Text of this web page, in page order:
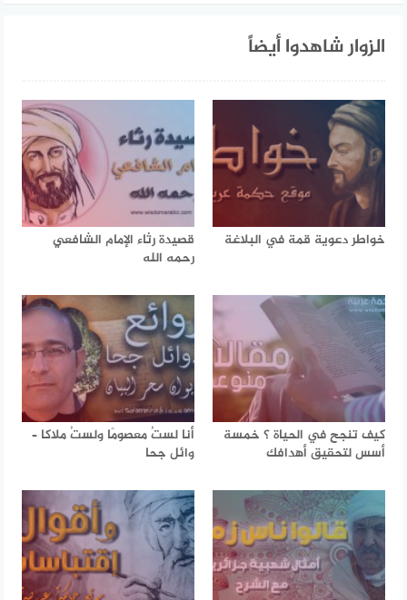
الزوار شاهدوا أيضاً
خواطر دعوية قمة في البلاغة
قصيدة رثاء الإمام الشافعي
رحمه الله
كيف تنجح في الحياة ؟ خمسة
أسس لتحقيق أهدافك
أنا لستُ معصومًا ولستُ ملاكا –
وائل جحا